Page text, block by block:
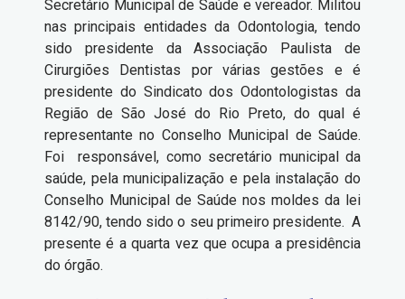
Secretário Municipal de Saúde e vereador. Militou
nas principais entidades da Odontologia, tendo
sido presidente da Associação Paulista de
Cirurgiões Dentistas por várias gestões e é
presidente do Sindicato dos Odontologistas da
Região de São José do Rio Preto, do qual é
representante no Conselho Municipal de Saúde.
Foi responsável, como secretário municipal da
saúde, pela municipalização e pela instalação do
Conselho Municipal de Saúde nos moldes da lei
8142/90, tendo sido o seu primeiro presidente. A
presente é a quarta vez que ocupa a presidência
do órgão.